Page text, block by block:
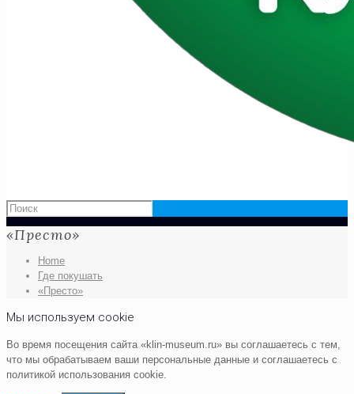
«Престо»
Home
Где покушать
«Престо»
Мы используем cookie
Во время посещения сайта «klin-museum.ru» вы соглашаетесь с тем,
что мы обрабатываем ваши персональные данные и соглашаетесь с
политикой использования cookie.